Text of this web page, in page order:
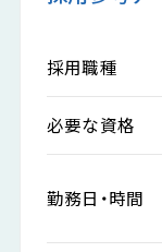
採用職種
必要な資格
勤務日・時間